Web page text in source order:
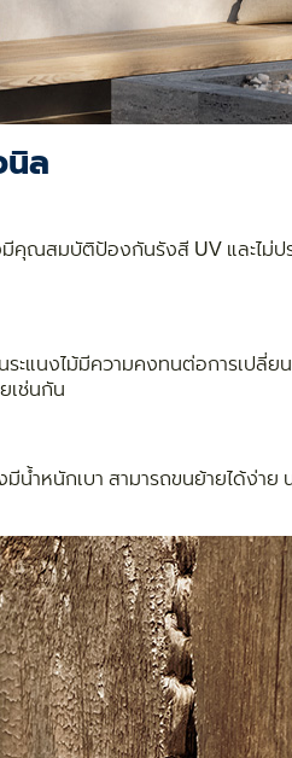
นิล
คุณสมบัติป้องกันรังสี UV และไม่
ระแนงไม้มีความคงทนต่อการเป
เช่นกัน
งมีน้ำหนักเบา สามารถขนย้ายได้